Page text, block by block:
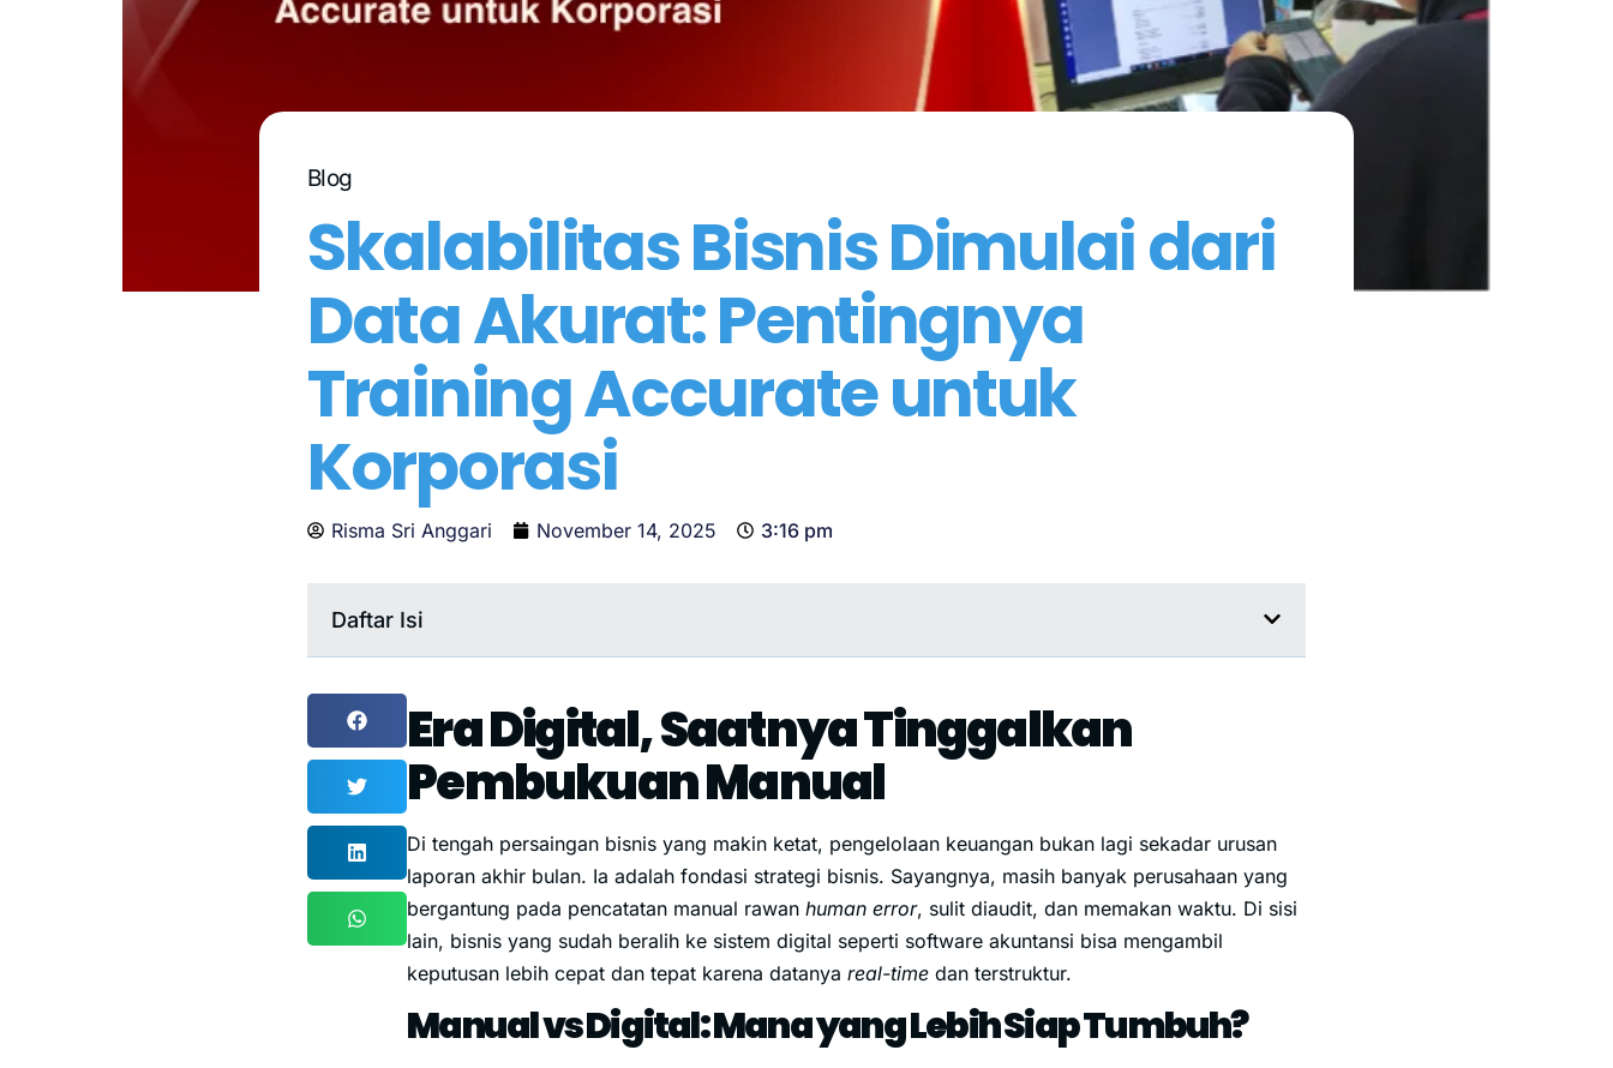
Blog
Skalabilitas Bisnis Dimulai dari
Data Akurat: Pentingnya
Training Accurate untuk
Korporasi
Risma Sri Anggari November 14, 2025 3:16 pm
Daftar Isi
Era Digital, Saatnya Tinggalkan
Pembukuan Manual
Di tengah persaingan bisnis yang makin ketat, pengelolaan keuangan bukan lagi sekadar urusan
laporan akhir bulan. Ia adalah fondasi strategi bisnis. Sayangnya, masih banyak perusahaan yang
bergantung pada pencatatan manual rawanhuman error, sulit diaudit, dan memakan waktu. Di sisi
lain, bisnis yang sudah beralih ke sistem digital seperti software akuntansi bisa mengambil
keputusan lebih cepat dan tepat karena datanyareal-timedan terstruktur.
Manual vs Digital: Mana yang Lebih Siap Tumbuh?